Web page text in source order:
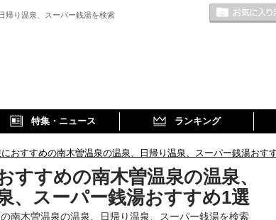
帰り温泉、スーパー銭湯を検索
特集・ニュース ランキング
おすすめの南木曽温泉の温泉、日帰り温泉、スーパー銭湯おす
すすめの南木曽温泉の温泉、
、スーパー銭湯おすすめ1選
南木曽温泉の温泉、日帰り温泉、スーパー銭湯を検索